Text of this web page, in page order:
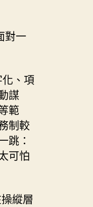
對一
、項
謀
範
制較
跳：
可怕
縱層